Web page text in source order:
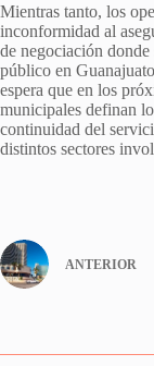
Mientras tanto, los
inconformidad al
de negociación
público en
espera que en los
municipales definan
continuidad del
distintos sectores
ANTERIOR